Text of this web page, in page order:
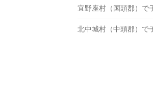
宜野座村（国頭郡）で
北中城村（中頭郡）で